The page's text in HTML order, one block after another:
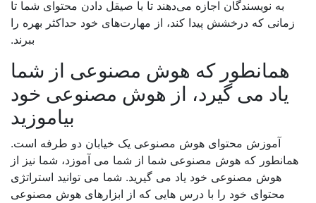
به نویسندگان اجازه می‌دهند تا با صیقل دادن محتوای شما تا
زمانی که درخشش پیدا کند، از مهارت‌های خود حداکثر بهره را
ببرند.
همانطور که هوش مصنوعی از شما
یاد می گیرد، از هوش مصنوعی خود
بیاموزید
آموزش محتوای هوش مصنوعی یک خیابان دو طرفه است.
که هوش مصنوعی شما از شما می آموزد، شما نیز از
هوش مصنوعی خود یاد می گیرید. شما می توانید استراتژی
محتوای خود را با درس هایی که از ابزارهای هوش مصنوعی